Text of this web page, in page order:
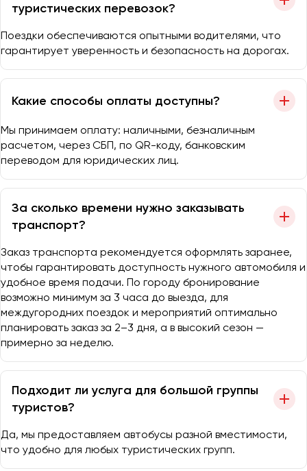
туристических перевозок?
Поездки обеспечиваются опытными водителями, что
гарантирует уверенность и безопасность на дорогах.
Какие способы оплаты доступны?
Мы принимаем оплату: наличными, безналичным
расчетом, через СБП, по QR-коду, банковским
переводом для юридических лиц.
За сколько времени нужно заказывать
транспорт?
Заказ транспорта рекомендуется оформлять заранее,
чтобы гарантировать доступность нужного автомобиля и
удобное время подачи. По городу бронирование
возможно минимум за 3 часа до выезда, для
междугородних поездок и мероприятий оптимально
планировать заказ за 2–3 дня, а в высокий сезон —
примерно за неделю.
Подходит ли услуга для большой группы
туристов?
Да, мы предоставляем автобусы разной вместимости,
что удобно для любых туристических групп.